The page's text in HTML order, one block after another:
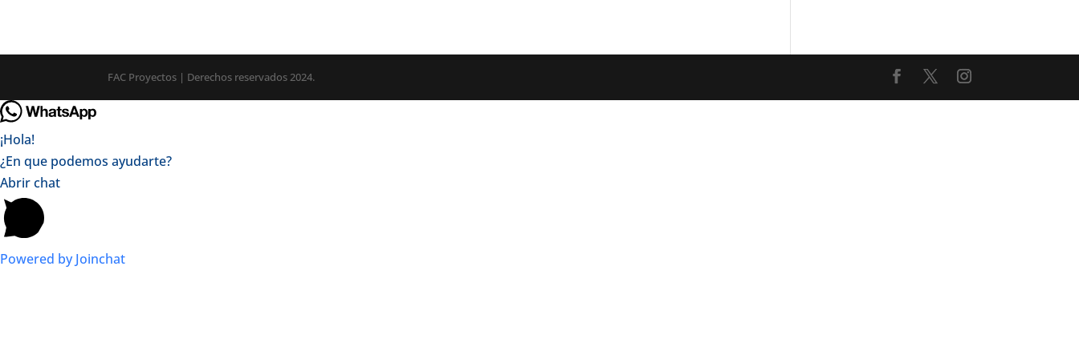
FAC Proyectos | Derechos reservados 2024.
¡Hola!
¿En que podemos ayudarte?
Abrir chat
Powered byJoinchat